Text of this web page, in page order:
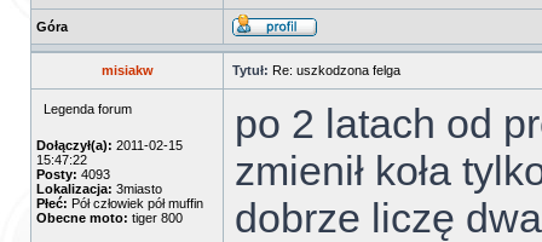
Góra
misiakw Tytuł: Re: uszkodzona felga
Legenda forum
Dołączył(a): 2011-02-15
15:47:22
Posty: 4093
Lokalizacja: 3miasto
Płeć: Pół człowiek pół muffin
Obecne moto: tiger 800
po 2 latach od
zmienił koła
dobrze liczę